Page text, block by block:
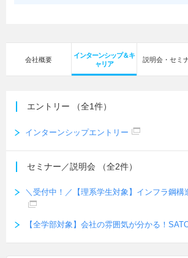
会社概要
インターンシップ＆キ
ャリア
説明会・セミ
エントリー （全1件）
インターンシップエントリー
セミナー／説明会 （全2件）
＼受付中！／【理系学生対象】インフラ鋼構
【全学部対象】会社の雰囲気が分かる！